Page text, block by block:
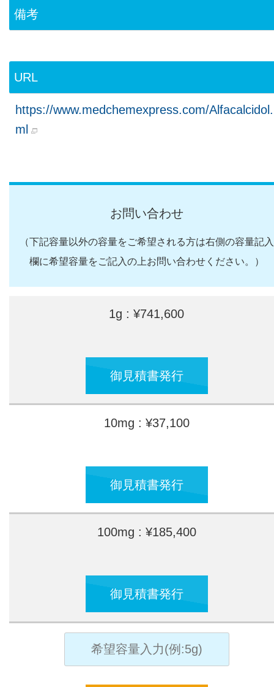
備考
URL
https://www.medchemexpress.com/
ml
お問い合わせ
（下記容量以外の容量をご希望される方は右側の容量記入
欄に希望容量をご記入の上お問い合わせください。）
1g : ¥741,600
御見積書発行
10mg : ¥37,100
御見積書発行
100mg : ¥185,400
御見積書発行